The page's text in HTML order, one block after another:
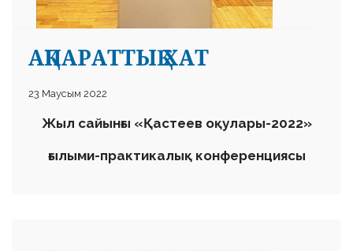
АҚПАРАТТЫҚ ХАТ
23 Маусым 2022
Жыл сайынғы «Қастеев оқулары-2022»
ғылыми-практикалық конференциясы